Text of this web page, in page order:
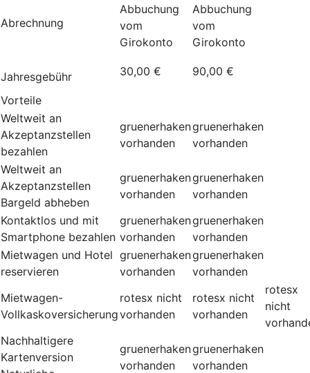
Abrechnung
Abbuchung
vom
Girokonto
Abbuchung
vom
Girokonto
Jahresgebühr 30,00 € 90,00 €
Vorteile
Weltweit an
Akzeptanzstellen
bezahlen
gruenerhaken
vorhanden
gruenerhaken
vorhanden
Weltweit an
Akzeptanzstellen
Bargeld abheben
gruenerhaken
vorhanden
gruenerhaken
vorhanden
Kontaktlos und mit
Smartphone bezahlen
gruenerhaken
vorhanden
gruenerhaken
vorhanden
Mietwagen und Hotel
reservieren
gruenerhaken
vorhanden
gruenerhaken
vorhanden
Mietwagen-
Vollkaskoversicherung
rotesx nicht
vorhanden
rotesx nicht
vorhanden
rotesx
nicht
Nachhaltigere
Kartenversion
gruenerhaken
vorhanden
gruenerhaken
vorhanden